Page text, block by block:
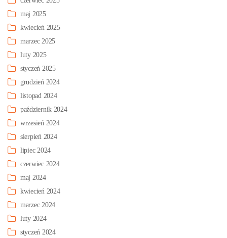
maj 2025
kwiecień 2025
marzec 2025
luty 2025
styczeń 2025
grudzień 2024
listopad 2024
październik 2024
wrzesień 2024
sierpień 2024
lipiec 2024
czerwiec 2024
maj 2024
kwiecień 2024
marzec 2024
luty 2024
styczeń 2024